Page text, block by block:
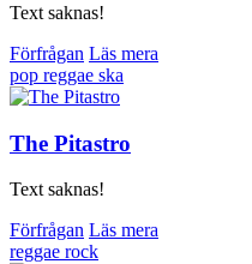
Text saknas!
Förfrågan Läs mera
pop reggae ska
The Pitastro
Text saknas!
Förfrågan Läs mera
reggae rock